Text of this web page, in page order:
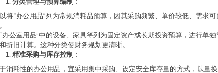
将“办公用品”列为常规消耗品预算，因其采购频繁、单价较低、需求可
办公室用品”中的设备、家具等列为固定资产或长期投资预算，进行单独
折旧计算。这种分类使财务规划更清晰。
精准采购与库存控制 ：
消耗性的办公用品，宜采用集中采购、设定安全库存量的方式，以量换